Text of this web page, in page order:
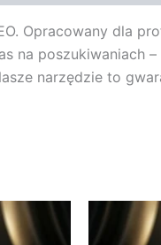
Opracowany dla
na poszukiwaniach
narzędzie to